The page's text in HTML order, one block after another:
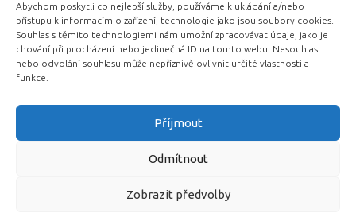
Abychom poskytli co nejlepší služby, používáme k ukládání a/nebo
přístupu k informacím o zařízení, technologie jako jsou soubory cookies.
Souhlas s těmito technologiemi nám umožní zpracovávat údaje, jako je
chování při procházení nebo jedinečná ID na tomto webu. Nesouhlas
nebo odvolání souhlasu může nepříznivě ovlivnit určité vlastnosti a
funkce.
Příjmout
Odmítnout
Zobrazit předvolby
Novinky automobilového průmyslu © 2026. Všechna práva
vyhrazena.
Podporováno - Designed with the Hueman theme
Související automobilové magazíny:
Auta.eu DotekSlova.cz